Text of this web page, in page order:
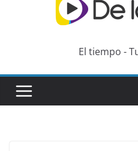
El tiempo -